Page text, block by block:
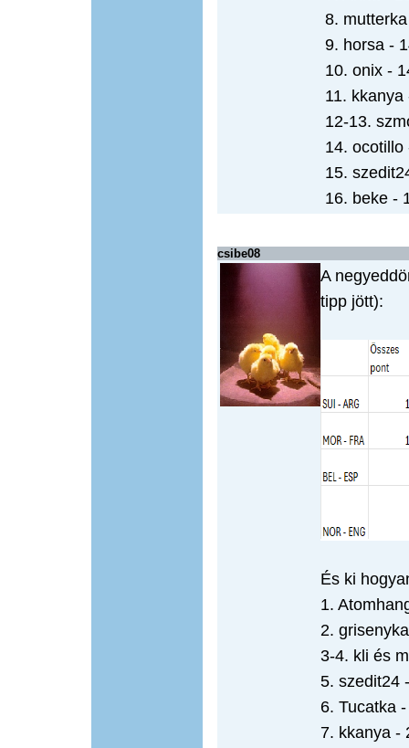
8.
9. horsa -
10. onix -
11. kkanya
12-13.
14. ocotillo
15.
16. beke -
csibe08
A
tipp jött):
És ki
1.
2.
3-4. kli és
5. szedit24
6. Tucatka
7. kkanya -